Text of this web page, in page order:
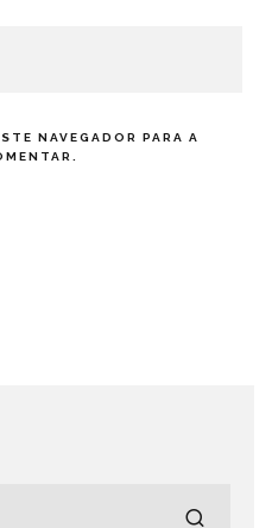
NAVEGADOR PARA A